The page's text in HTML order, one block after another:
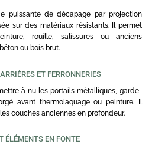
puissante de décapage par projection
sur des matériaux résistants. Il permet
rouille, salissures ou anciens
ou bois brut.
ET FERRONNERIES
à nu les portails métalliques, garde-
avant thermolaquage ou peinture. Il
couches anciennes en profondeur.
ÉLÉMENTS EN FONTE